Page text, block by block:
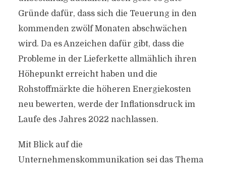
Gründe dafür, dass sich die Teuerung in den
kommenden zwölf Monaten abschwächen
wird. Da es Anzeichen dafür gibt, dass die
Probleme in der Lieferkette allmählich ihren
Höhepunkt erreicht haben und die
Rohstoffmärkte die höheren Energiekosten
neu bewerten, werde der Inflationsdruck im
Laufe des Jahres 2022 nachlassen.
Mit Blick auf die
Unternehmenskommunikation sei das Thema